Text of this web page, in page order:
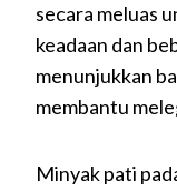
secara meluas
keadaan dan
menunjukkan
membantu
Minyak pati